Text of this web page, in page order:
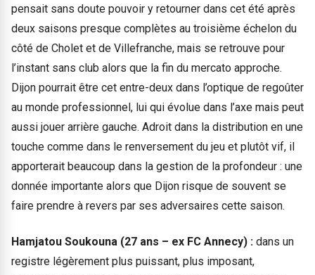
pensait sans doute pouvoir y retourner dans cet été après
deux saisons presque complètes au troisième échelon du
côté de Cholet et de Villefranche, mais se retrouve pour
l’instant sans club alors que la fin du mercato approche.
Dijon pourrait être cet entre-deux dans l’optique de regoûter
au monde professionnel, lui qui évolue dans l’axe mais peut
aussi jouer arrière gauche. Adroit dans la distribution en une
touche comme dans le renversement du jeu et plutôt vif, il
apporterait beaucoup dans la gestion de la profondeur : une
donnée importante alors que Dijon risque de souvent se
faire prendre à revers par ses adversaires cette saison.
Hamjatou Soukouna (27 ans – ex FC Annecy) : dans un
registre légèrement plus puissant, plus imposant,